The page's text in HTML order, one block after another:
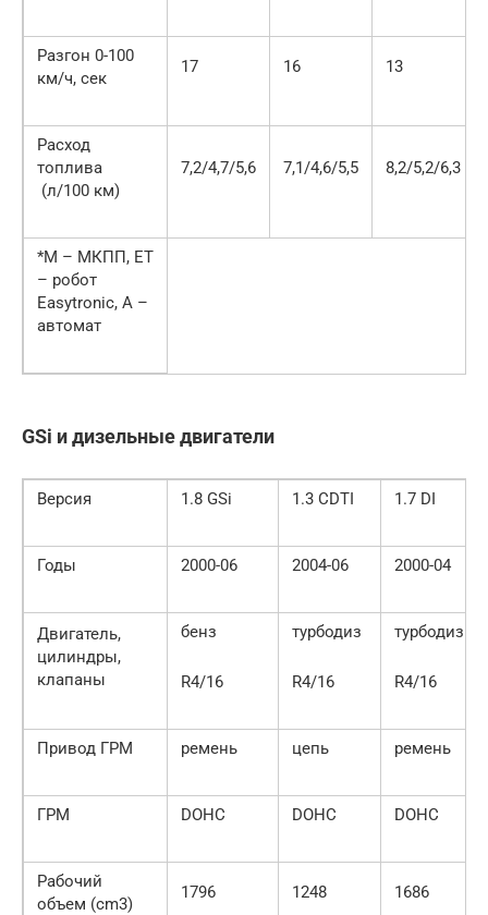
Разгон 0-100
км/ч, сек
17 16 13
Расход
топлива
(л/100 км)
7,2/4,7/5,6 7,1/4,6/5,5 8,2/5,2/6,3
*M – МКПП, ET
– робот
Easytronic, A –
автомат
GSi и дизельные двигатели
Версия 1.8 GSi 1.3 CDTI 1.7 DI
Годы 2000-06 2004-06 2000-04
Двигатель,
цилиндры,
клапаны
бенз
R4/16
турбодиз
R4/16
турбодиз
R4/16
Привод ГРМ ремень цепь ремень
ГРМ DOHC DOHC DOHC
Рабочий
объем (cm3)
1796 1248 1686